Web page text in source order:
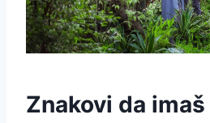
Znakovi da imaš